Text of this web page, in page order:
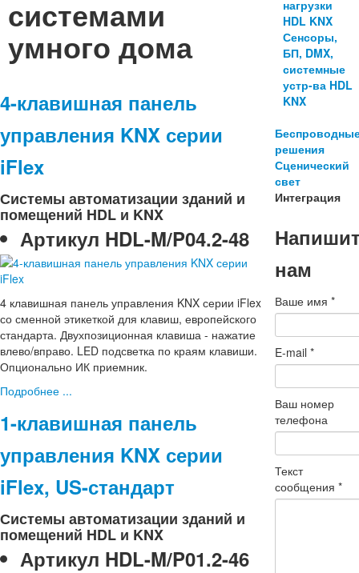
системами
умного дома
4-клавишная панель
управления KNX серии
iFlex
Системы автоматизации зданий и
помещений HDL и KNX
Артикул HDL-M/P04.2-48
4 клавишная панель управления KNX серии iFlex
со сменной этикеткой для клавиш, европейского
стандарта. Двухпозиционная клавиша - нажатие
влево/вправо. LED подсветка по краям клавиши.
Опционально ИК приемник.
Подробнее ...
1-клавишная панель
управления KNX серии
iFlex, US-стандарт
Системы автоматизации зданий и
помещений HDL и KNX
Артикул HDL-M/P01.2-46
нагрузки
HDL KNX
Сенсоры,
БП, DMX,
системные
устр-ва HDL
KNX
решения
Сценический
свет
Интеграция
нам
Ваше имя*
E-mail*
Ваш номер
телефона
Текст
сообщения*